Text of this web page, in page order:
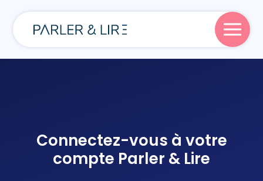
Écrire
Connectez-vous à votre
compte Parler & Lire